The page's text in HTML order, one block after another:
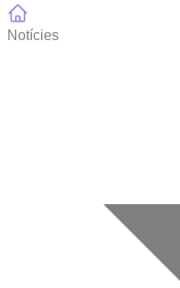
Notícies